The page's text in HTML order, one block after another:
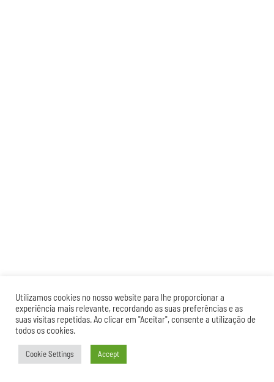
Utilizamos cookies no nosso website para lhe proporcionar a
experiência mais relevante, recordando as suas preferências e as
suas visitas repetidas. Ao clicar em "Aceitar", consente a utilização de
todos os cookies.
Cookie Settings Accept